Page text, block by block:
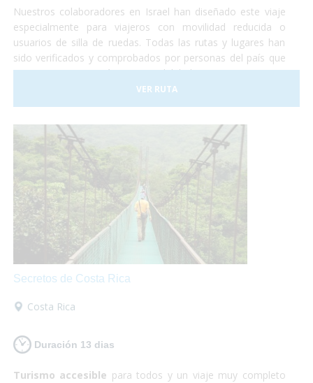
Nuestros colaboradores en Israel han diseñado este viaje
especialmente para viajeros con movilidad reducida o
usuarios de silla de ruedas. Todas las rutas y lugares han
sido verificados y comprobados por personas del país que
nos garantizan su máxima accesibilidad!
VER RUTA
Secretos de Costa Rica
Costa Rica
Duración 13 dias
Turismo accesible para todos y un viaje muy completo